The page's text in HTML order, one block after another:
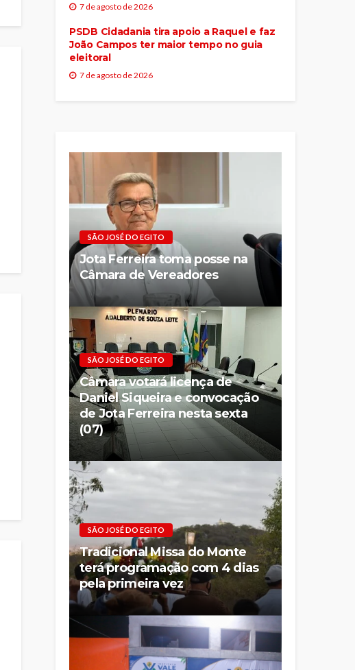
7 de agosto de 2026
PSDB Cidadania tira apoio a Raquel e faz
João Campos ter maior tempo no guia
eleitoral
7 de agosto de 2026
SÃO JOSÉ DO EGITO
Jota Ferreira toma posse na
Câmara de Vereadores
SÃO JOSÉ DO EGITO
Câmara votará licença de
Daniel Siqueira e convocação
de Jota Ferreira nesta sexta
(07)
SÃO JOSÉ DO EGITO
Tradicional Missa do Monte
terá programação com 4 dias
pela primeira vez